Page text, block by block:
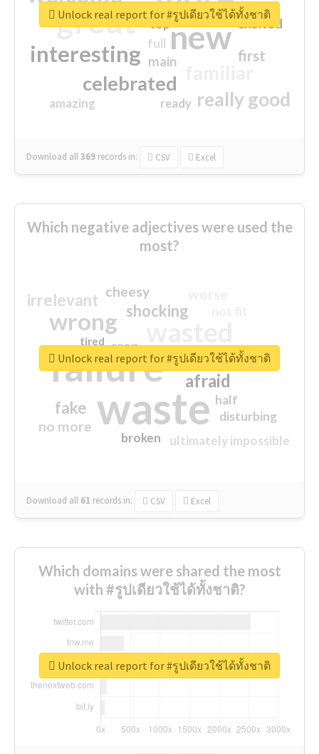
great new
interesting
celebrated
really good
first
excited
main
amazing
top
full
ready
Download all369 records in: CSV Excel
Unlock real report for #รูปเดียวใช้ได้ทั้งชาติ
Which negative adjectives were used the
most?
waste
failure
wrong
sorry
afraid
shocking
irrelevant
fake
no more
crap
cheesy
ultimately impossible
half
disturbing
closed
broken
tired
Download all 61 records in: CSV Excel
Unlock real report for #รูปเดียวใช้ได้ทั้งชาติ
Which domains were shared the most
with #รูปเดียวใช้ได้ทั้งชาติ?
Unlock real report for #รูปเดียวใช้ได้ทั้งชาติ